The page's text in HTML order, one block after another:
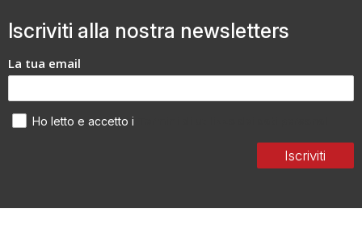
Iscriviti alla nostra newsletters
La tua email
Iscriviti
Ho letto e accetto i